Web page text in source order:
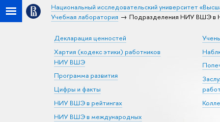
Национальный исследовательский университет
Учебная лаборатория
Подразделения НИУ ВШЭ в
Декларация ценностей
Хартия (кодекс этики) работников
НИУ ВШЭ
Программа развития
Цифры и факты
НИУ ВШЭ в рейтингах
НИУ ВШЭ в международных